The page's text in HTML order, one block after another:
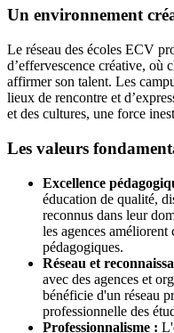
Un environnement
Le réseau des écoles ECV
d’effervescence créative, où
affirmer son talent. Les
lieux de rencontre et
et des cultures, une force
Les valeurs
Excellence
éducation de qualité,
reconnus dans leur
les agences améliorent
pédagogiques.
Réseau et
avec des agences et
bénéficie d'un réseau
professionnelle des
Professionnalisme :